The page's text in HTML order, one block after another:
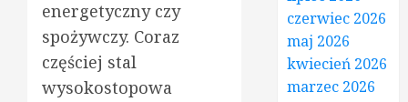
energetyczny czy
spożywczy. Coraz
częściej stal
wysokostopowa
czerwiec 2026
maj 2026
kwiecień 2026
marzec 2026